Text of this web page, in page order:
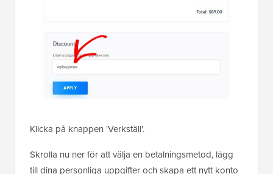
Klicka på knappen 'Verkställ'.
Skrolla nu ner för att välja en betalningsmetod, lägg
till dina personliga uppgifter och skapa ett nytt konto